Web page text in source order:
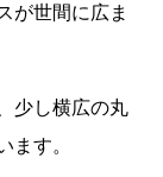
が世間に広ま
少し横広の丸
ます。